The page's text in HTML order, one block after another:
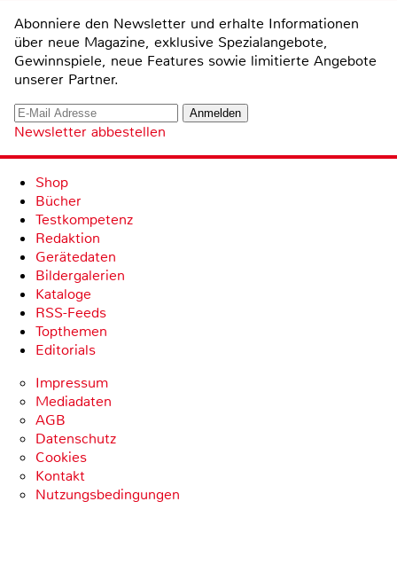
Abonniere den Newsletter und erhalte Informationen
über neue Magazine, exklusive Spezialangebote,
Gewinnspiele, neue Features sowie limitierte Angebote
unserer Partner.
Newsletter abbestellen
Shop
Bücher
Testkompetenz
Redaktion
Gerätedaten
Bildergalerien
Kataloge
RSS-Feeds
Topthemen
Editorials
Impressum
Mediadaten
AGB
Datenschutz
Cookies
Kontakt
Nutzungsbedingungen